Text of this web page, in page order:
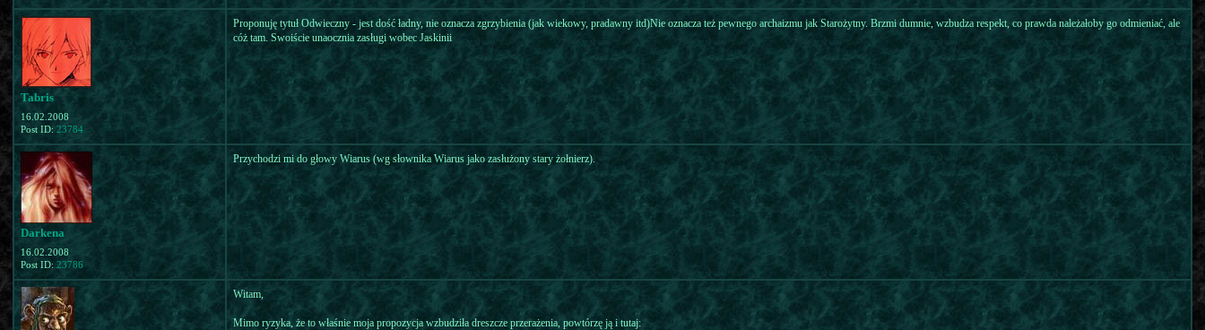
Tabris
16.02.2008
Post ID: 23784
Proponuję tytuł Odwieczny - jest dość ładny, nie oznacza zgrzybienia (jak wiekowy, pradawny itd)Nie oznacza też pewnego archaizmu jak Starożytny. Brzmi dumnie, wzbudza respekt, co prawda należałoby go odmieniać, ale
cóż tam. Swoiście unaocznia zasługi wobec Jaskinii
Darkena
16.02.2008
Post ID: 23786
Przychodzi mi do głowy Wiarus (wg słownika Wiarus jako zasłużony stary żołnierz).
Witam,
Mimo ryzyka, że to właśnie moja propozycja wzbudziła dreszcze przerażenia, powtórzę ją i tutaj: